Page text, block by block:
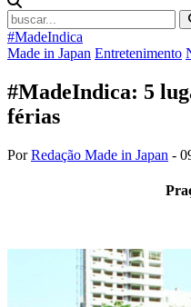
#MadeIndica
Made in Japan Entretenimento
#MadeIndica: 5
férias
PorRedação Made in Japan -